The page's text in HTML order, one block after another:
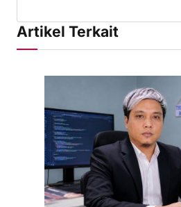
Artikel Terkait